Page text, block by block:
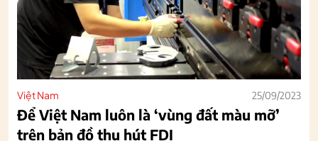
Việt Nam 25/09/2023
Để Việt Nam luôn là ‘vùng đất màu mỡ’
trên bản đồ thu hút FDI